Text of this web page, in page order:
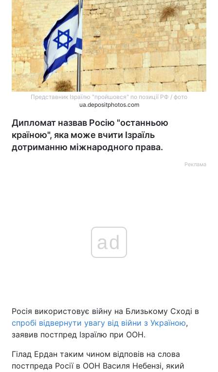
Представник Ізраїлю "пройшовся" по позиції РФ / фото
ua.depositphotos.com
Дипломат назвав Росію "останньою
країною", яка може вчити Ізраїль
дотриманню міжнародного права.
Реклама
ad
Росія використовує війну на Близькому Сході в
спробі відвернути увагу від війни з Україною,
заявив постпред Ізраїлю при ООН.
Гілад Ердан таким чином відповів на слова
постпреда Росії в ООН Василя Небензі, який